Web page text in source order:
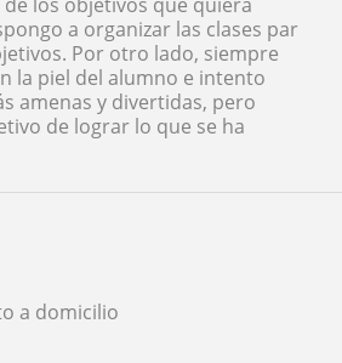
a domicilio
a organizar las clases par
Por otro lado, siempre
la piel del alumno e intento
amenas y divertidas, pero
de lograr lo que se ha